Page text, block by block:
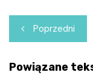
wpisu
Poprzedni
Powiązane